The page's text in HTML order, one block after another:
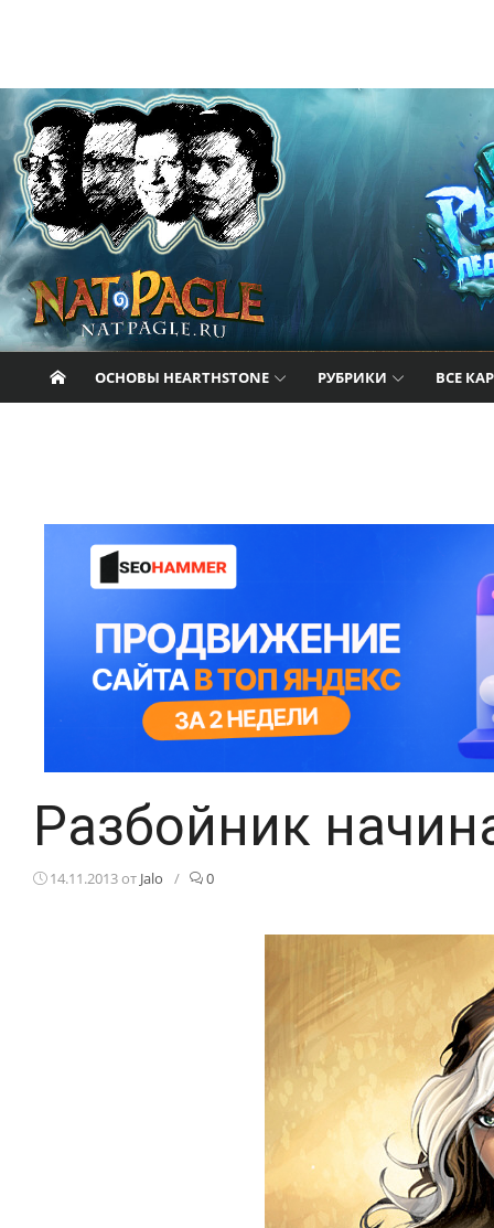
Hearthstone.
ОСНОВЫ HEARTHSTONE РУБРИКИ ВСЕ
Разбойник
14.11.2013от Jalo / 0